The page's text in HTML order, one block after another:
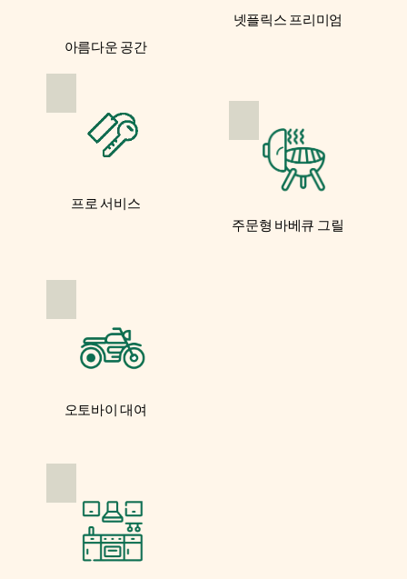
아름다운 공간
넷플릭스 프리미엄
프로 서비스
주문형 바베큐 그릴
오토바이 대여